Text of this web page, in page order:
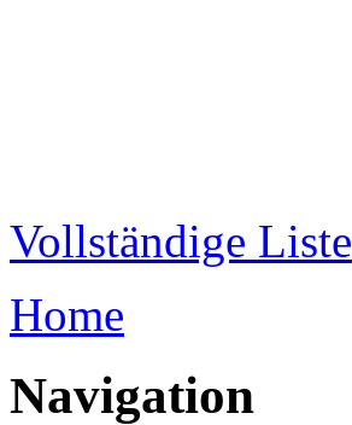
Vollständige Liste
Sie sind hier
Home
Navigation